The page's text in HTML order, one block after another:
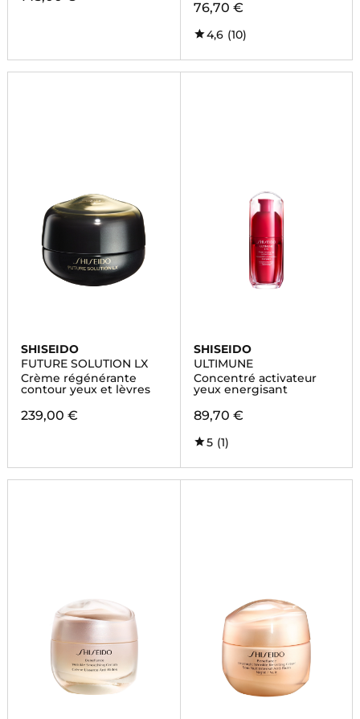
76,70 €
4,6 (10)
SHISEIDO
FUTURE SOLUTION LX
Crème régénérante
contour yeux et lèvres
239,00 €
SHISEIDO
ULTIMUNE
Concentré activateur
yeux energisant
89,70 €
5 (1)